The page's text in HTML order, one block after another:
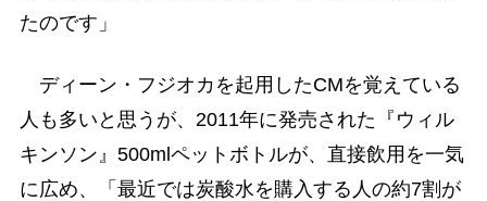
たのです」
ディーン・フジオカを起用したCMを覚えている
人も多いと思うが、2011年に発売された『ウィル
キンソン』500mlペットボトルが、直接飲用を一気
に広め、「最近では炭酸水を購入する人の約7割が